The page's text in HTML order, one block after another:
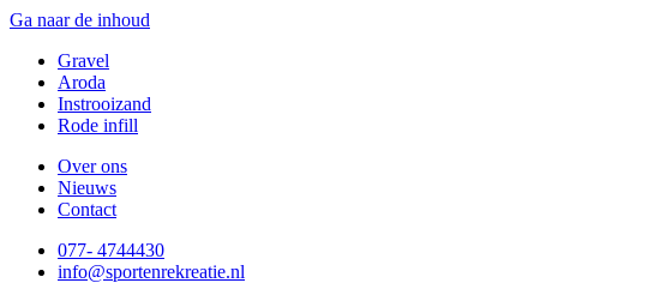
Ga naar de inhoud
Gravel
Aroda
Instrooizand
Rode infill
Over ons
Nieuws
Contact
077- 4744430
info@sportenrekreatie.nl